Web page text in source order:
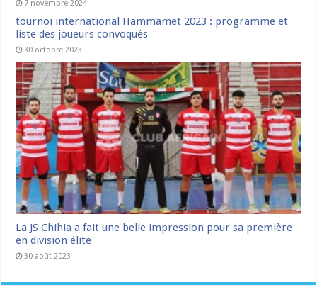
7 novembre 2024
tournoi international Hammamet 2023 : programme et
liste des joueurs convoqués
30 octobre 2023
La JS Chihia a fait une belle impression pour sa première
en division élite
30 août 2023